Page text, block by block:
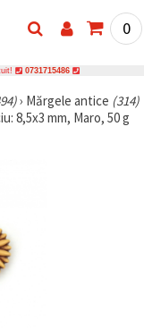
0
0731715486
› Mărgele antice (314)
8,5x3 mm, Maro, 50 g